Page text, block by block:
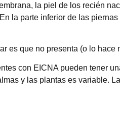
la piel de los recién
la parte inferior de las
es que no presenta (o lo
con EICNA pueden tener
y las plantas es variable.